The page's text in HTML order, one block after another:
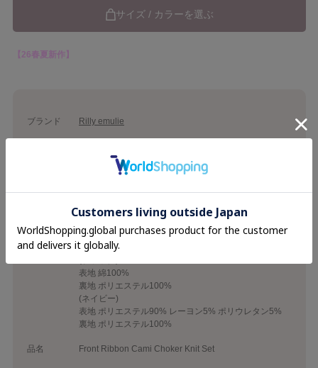
サイズ / カラーを選ぶ
【26春夏新作】
ブランド Rilly emulie
Onepiece
ワンピース
表地 ポリエステル66% レーヨン29% ポリウレタン5%
裏地 ポリエステル100%
表地 綿100%
裏地 ポリエステル100%
(ネイビー)
表地 ポリエステル90% レーヨン5% ポリウレタン5%
裏地 ポリエステル100%
品名 Front Ribbon Cami Choker Knit Set